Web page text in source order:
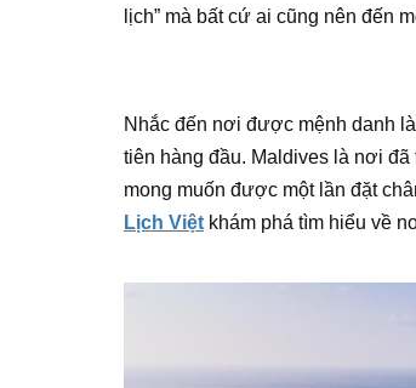
lịch” mà bất cứ ai cũng nên đến
Nhắc đến nơi được mệnh danh
tiên hàng đầu. Maldives là nơi
mong muốn được một lần đặt
Lịch Việt khám phá tìm hiểu về